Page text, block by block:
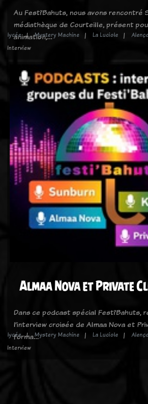
Au Festi’Bahuts, nous avons rencontré
médiathèque de Courteille, présent
animation,…
lycée Mystery Machine La Luciole
Interview
Almaa Nova et Private
Dans ce podcast spécial Festi’Bahuts,
l’interview croisée de Almaa Nova et
forma…
lycée Mystery Machine La Luciole
Interview